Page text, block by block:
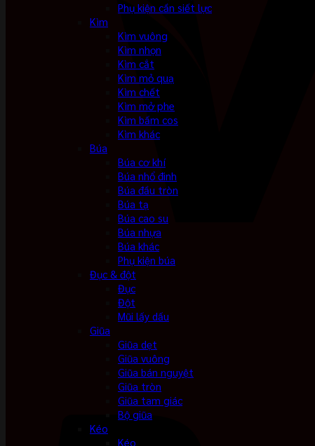
Phụ kiện cần siết lực
Kìm
Kìm vuông
Kìm nhọn
Kìm cắt
Kìm mỏ quạ
Kìm chết
Kìm mở phe
Kìm bấm cos
Kìm khác
Búa
Búa cơ khí
Búa nhổ đinh
Búa đầu tròn
Búa tạ
Búa cao su
Búa nhựa
Búa khác
Phụ kiện búa
Đục & đột
Đục
Đột
Mũi lấy dấu
Giũa
Giũa dẹt
Giũa vuông
Giũa bán nguyệt
Giũa tròn
Giũa tam giác
Bộ giũa
Kéo
Kéo